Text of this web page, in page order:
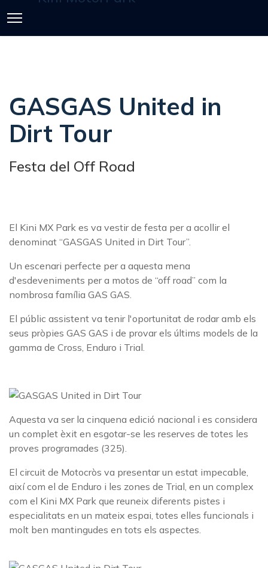
GASGAS United in
Dirt Tour
Festa del Off Road
El Kini MX Park es va vestir de festa per a acollir el
denominat “GASGAS United in Dirt Tour”.
Un escenari perfecte per a aquesta mena
d'esdeveniments per a motos de “off road” com la
nombrosa família GAS GAS.
El públic assistent va tenir l'oportunitat de rodar amb els
seus pròpies GAS GAS i de provar els últims models de la
gamma de Cross, Enduro i Trial.
Aquesta va ser la cinquena edició nacional i es considera
un complet èxit en esgotar-se les reserves de totes les
proves programades (325).
El circuit de Motocròs va presentar un estat impecable,
així com el de Enduro i les zones de Trial, en un complex
com el Kini MX Park que reuneix diferents pistes i
especialitats en un mateix espai, totes elles funcionals i
molt ben mantingudes en tots els aspectes.